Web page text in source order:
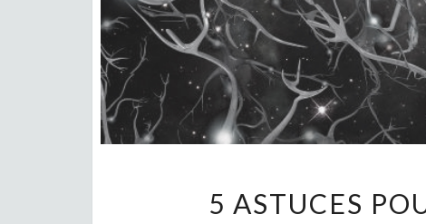
5 ASTUCES